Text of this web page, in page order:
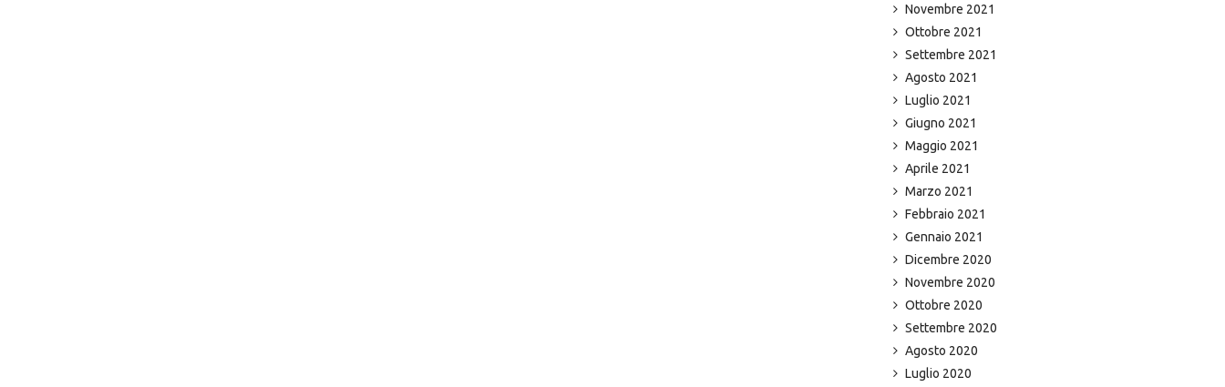
Novembre 2021
Ottobre 2021
Settembre 2021
Agosto 2021
Luglio 2021
Giugno 2021
Maggio 2021
Aprile 2021
Marzo 2021
Febbraio 2021
Gennaio 2021
Dicembre 2020
Novembre 2020
Ottobre 2020
Settembre 2020
Agosto 2020
Luglio 2020